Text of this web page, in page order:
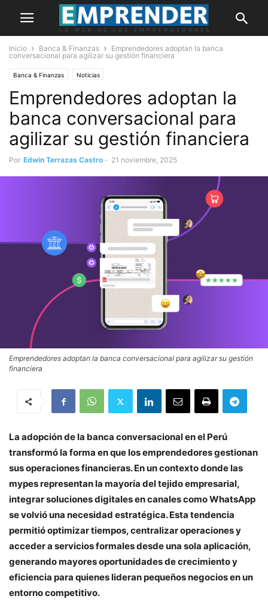
Inicio Banca & Finanzas
Emprendedores adoptan la banca
conversacional para agilizar su gestión financiera
Banca & Finanzas Noticias
Emprendedores adoptan la
banca conversacional para
agilizar su gestión financiera
Por Edwin Terrazas Castro - 21 noviembre, 2025
Emprendedores adoptan la banca conversacional para agilizar su gestión
financiera
La adopción de la banca conversacional en el Perú
transformó la forma en que los emprendedores gestionan
sus operaciones financieras. En un contexto donde las
mypes representan la mayoría del tejido empresarial,
integrar soluciones digitales en canales como WhatsApp
se volvió una necesidad estratégica. Esta tendencia
permitió optimizar tiempos, centralizar operaciones y
acceder a servicios formales desde una sola aplicación,
generando mayores oportunidades de crecimiento y
eficiencia para quienes lideran pequeños negocios en un
entorno competitivo.